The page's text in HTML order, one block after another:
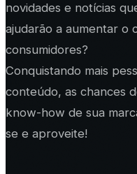
novidades e notícias
ajudarão a aumentar o
consumidores?
Conquistando mais
conteúdo, as chances
know-how de sua
se e aproveite!